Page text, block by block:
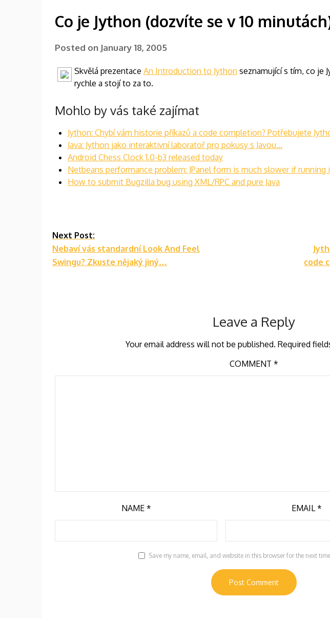
Co je Jython (dozvíte se v 10
Posted on January 18, 2005
Skvělá prezentace An Introduction to Jython seznamující s tím, co je
rychle a stojí to za to.
Mohlo by vás také zajímat
Jython: Chybí vám historie příkazů a code completion? Potřebujete
Java: Jython jako interaktivní laboratoř pro pokusy s Javou…
Android Chess Clock 1.0-b3 released today
Netbeans performance problem: JPanel form is much slower if running
How to submit Bugzilla bug using XML/RPC and pure Java
Continue
Reading
Next Post:
Nebaví vás standardní Look And Feel
Swingu? Zkuste nějaký jiný…
code
Leave a Reply
Your email address will not be published. Required
COMMENT *
NAME * EMAIL*
Save my name, email, and website in this browser for the next